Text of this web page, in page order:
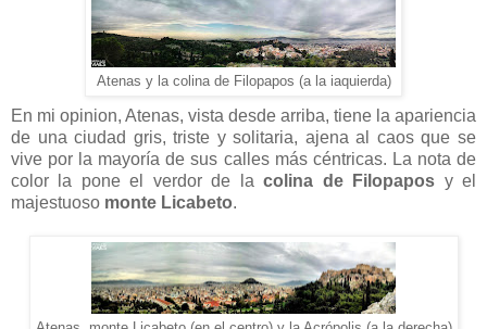
Atenas y la colina de Filopapos (a la iaquierda)
En mi opinion, Atenas, vista desde arriba, tiene la apariencia
de una ciudad gris, triste y solitaria, ajena al caos que se
vive por la mayoría de sus calles más céntricas. La nota de
color la pone el verdor de lacolina de Filopapos y el
majestuoso monte Licabeto.